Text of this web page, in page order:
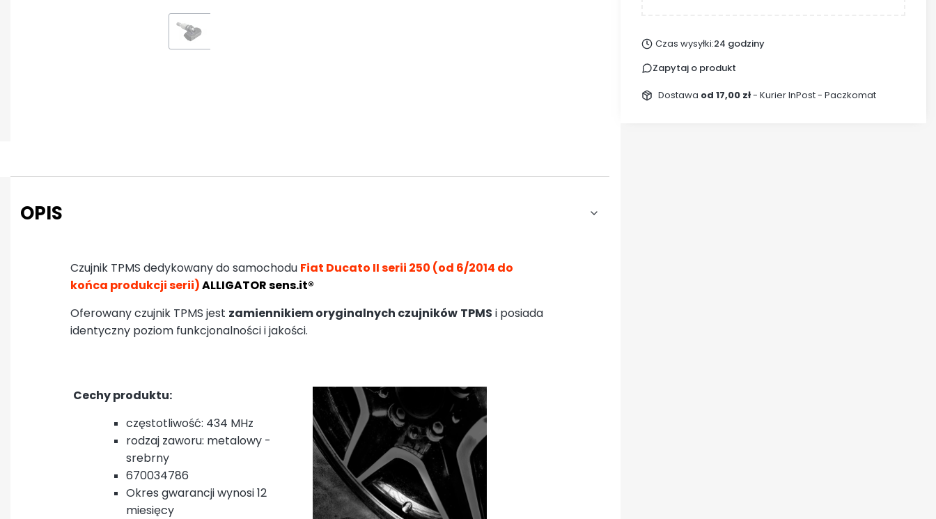
OPIS
Czujnik TPMS dedykowany do samochodu Fiat Ducato II serii 250 (od 6/2014 do
końca produkcji serii)ALLIGATOR sens.it®
Oferowany czujnik TPMS jest zamiennikiem oryginalnych czujników TPMS i posiada
identyczny poziom funkcjonalności i jakości.
Cechy produktu:
częstotliwość: 434 MHz
rodzaj zaworu: metalowy -
srebrny
670034786
Okres gwarancji wynosi 12
miesięcy
Czas wysyłki:24 godziny
Zapytaj o produkt
Dostawa od 17,00 zł- Kurier InPost - Paczkomat